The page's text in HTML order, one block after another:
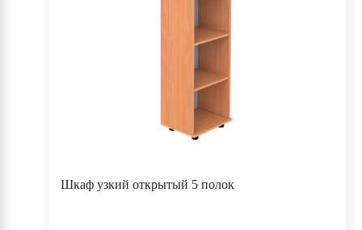
Шкаф узкий открытый 5 полок